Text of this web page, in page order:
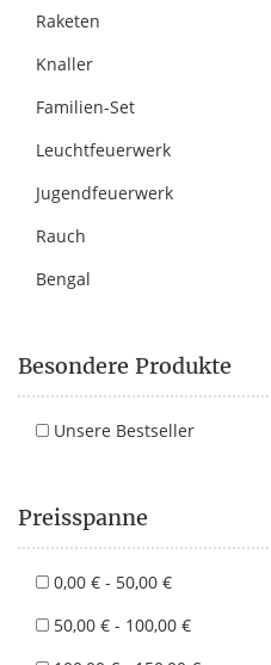
Raketen
Knaller
Familien-Set
Leuchtfeuerwerk
Jugendfeuerwerk
Rauch
Bengal
Besondere Produkte
Unsere Bestseller
Preisspanne
0,00 € - 50,00 €
50,00 € - 100,00 €